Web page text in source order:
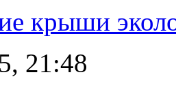
крыши
21:48